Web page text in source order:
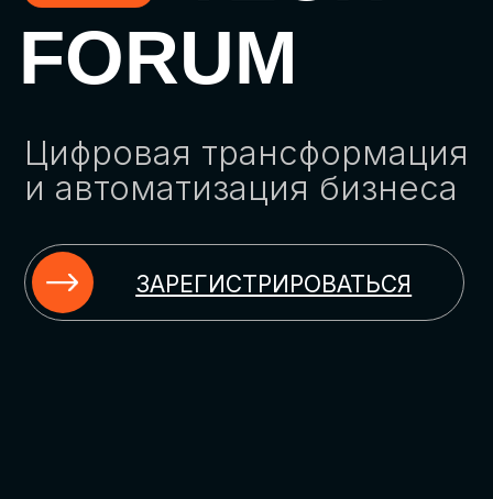
и автоматизация бизнеса
ЗАРЕГИСТРИРОВАТЬСЯ
ИСКУССТВЕННЫЙ ИНТЕЛЛЕКТ
ЦИФРОВИЗАЦИЯ
ИМПОРТОЗАМЕЩЕНИЕ